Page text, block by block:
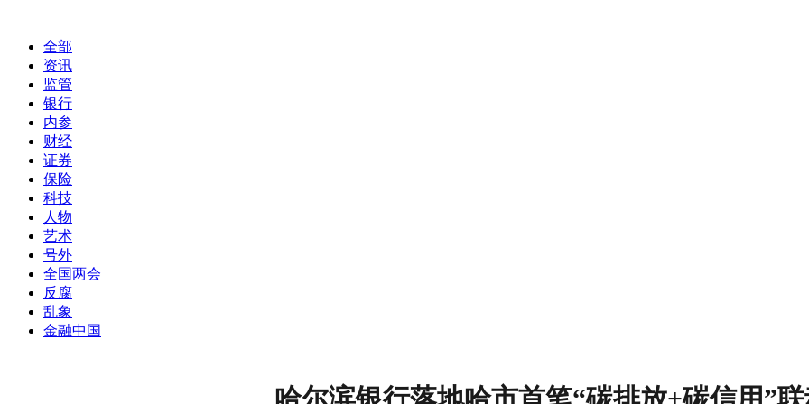
全部
资讯
监管
银行
内参
财经
证券
保险
科技
人物
艺术
号外
全国两会
反腐
乱象
金融中国